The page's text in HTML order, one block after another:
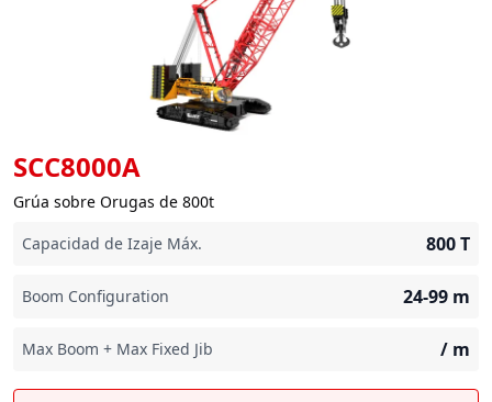
SCC8000A
Grúa sobre Orugas de 800t
Capacidad de Izaje Máx.
800T
Boom Configuration 24-99 m
Max Boom + Max Fixed Jib / m